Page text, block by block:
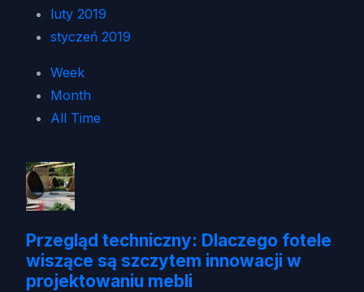
luty 2019
styczeń 2019
Week
Month
All Time
Przegląd techniczny: Dlaczego fotele
wiszące są szczytem innowacji w
projektowaniu mebli